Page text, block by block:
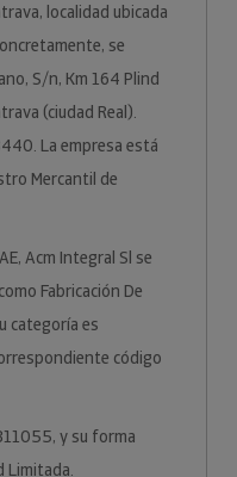
localidad ubicada
se
S/n, Km 164 Plind
(ciudad Real).
La empresa está
Mercantil de
Acm Integral Sl se
Fabricación De
categoría es
código
y su forma
Limitada.